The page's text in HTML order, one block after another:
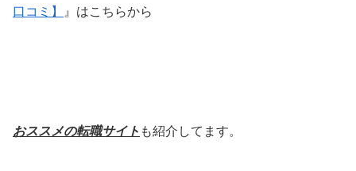
口コミ】
』はこちらから
おススメの転職サイト も紹介してます。